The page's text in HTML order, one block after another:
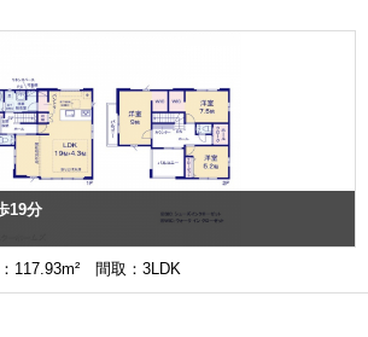
19分
117.93m² 間取：3LDK